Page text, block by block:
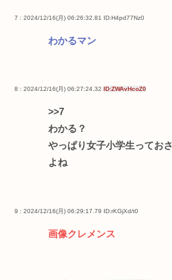
7 : 2024/12/16(月) 06:26:32.81 ID:H4pd77Nz0
わかるマン
8 : 2024/12/16(月) 06:27:24.32 ID:ZWAvHcoZ0
>>7
わかる？
やっぱり女子小学生ってお
よね
9 : 2024/12/16(月) 06:29:17.79 ID:rKGjXd/t0
画像クレメンス